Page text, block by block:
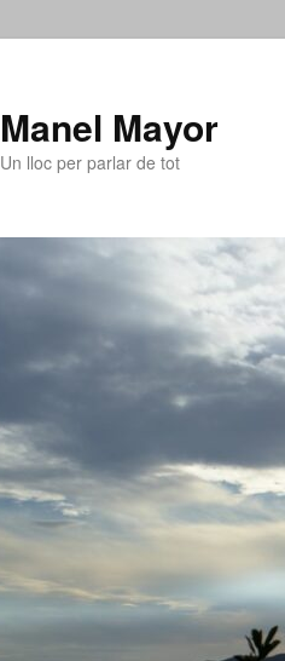
Manel Mayor
Un lloc per parlar de tot